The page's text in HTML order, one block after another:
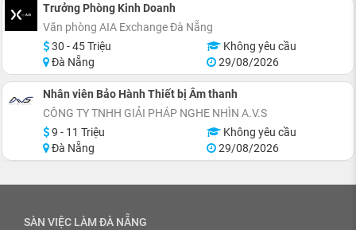
Trưởng Phòng Kinh Doanh
Văn phòng AIA Exchange Đà Nẵng
30 - 45 Triệu
Không yêu cầu
Đà Nẵng
29/08/2026
Nhân viên Bảo Hành Thiết bị Âm thanh
CÔNG TY TNHH GIẢI PHÁP NGHE NHÌN A.V.S
9 - 11 Triệu
Không yêu cầu
Đà Nẵng
29/08/2026
SÀN VIỆC LÀM ĐÀ NẴNG